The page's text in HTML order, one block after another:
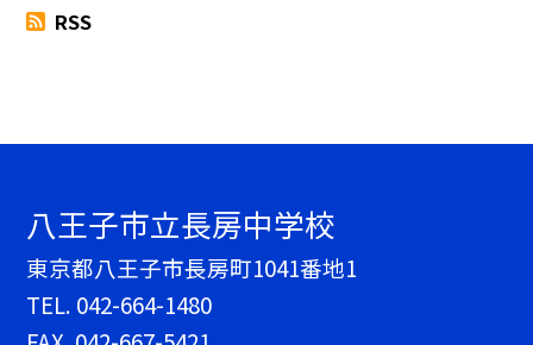
RSS
八王子市立長房中学校
東京都八王子市長房町1041番地1
TEL. 042-664-1480